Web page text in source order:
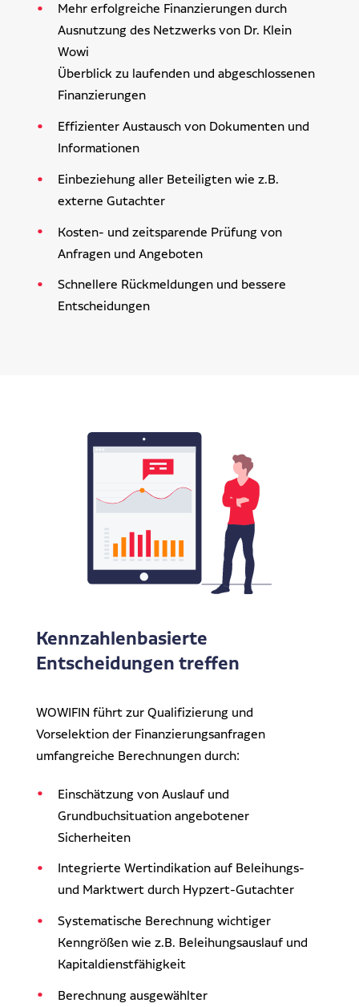
Mehr erfolgreiche Finanzierungen durch
Ausnutzung des Netzwerks von Dr. Klein
Wowi
Überblick zu laufenden und abgeschlossenen
Finanzierungen
Effizienter Austausch von Dokumenten und
Informationen
Einbeziehung aller Beteiligten wie z.B.
externe Gutachter
Kosten- und zeitsparende Prüfung von
Anfragen und Angeboten
Schnellere Rückmeldungen und bessere
Entscheidungen
Kennzahlenbasierte
Entscheidungen treffen
WOWIFIN führt zur Qualifizierung und
Vorselektion der Finanzierungsanfragen
umfangreiche Berechnungen durch:
Einschätzung von Auslauf und
Grundbuchsituation angebotener
Sicherheiten
Integrierte Wertindikation auf Beleihungs-
und Marktwert durch Hypzert-Gutachter
Systematische Berechnung wichtiger
Kenngrößen wie z.B. Beleihungsauslauf und
Kapitaldienstfähigkeit
Berechnung ausgewählter